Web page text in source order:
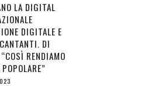
LA DIGITAL
DIGITALE E
DI
RENDIAMO